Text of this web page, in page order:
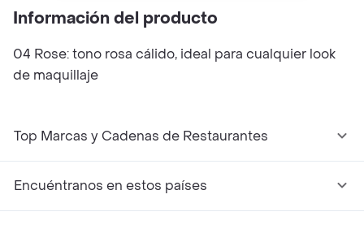
Información del producto
04 Rose: tono rosa cálido, ideal para cualquier look
de maquillaje
Top Marcas y Cadenas de Restaurantes
Encuéntranos en estos países